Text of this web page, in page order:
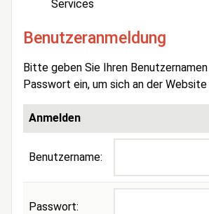
Services
Benutzeranmeldung
Bitte geben Sie Ihren
Passwort ein, um sich an der Website
Anmelden
Benutzername:
Passwort: